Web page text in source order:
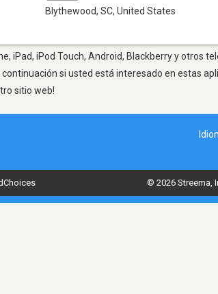
Blythewood, SC, United States
iPad, iPod Touch, Android, Blackberry y otros
si usted está interesado en estas
sitio web!
© 2026 Streema,